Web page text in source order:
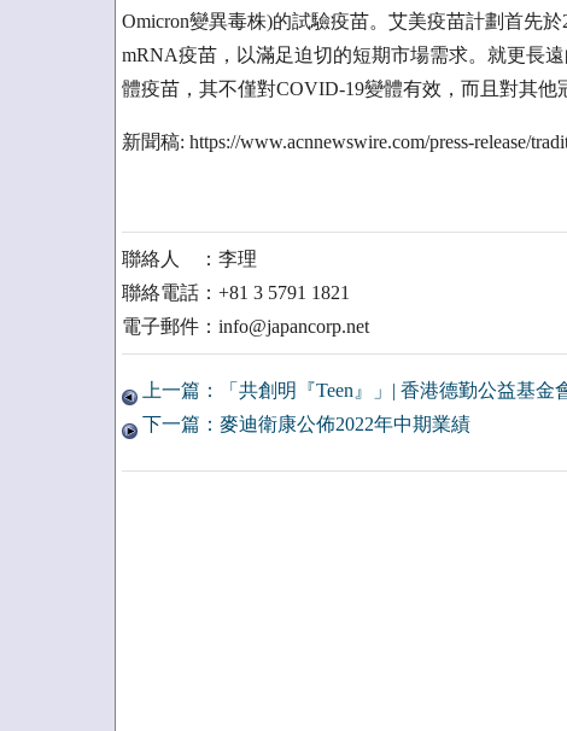
Omicron變異毒株)的試驗疫苗。艾美疫苗計劃首先
mRNA疫苗，以滿足迫切的短期市場需求。就更長
體疫苗，其不僅對COVID-19變體有效，而且對其他
新聞稿: https://www.acnnewswire.com/press-release/
聯絡人 ：李理
聯絡電話：+81 3 5791 1821
電子郵件：info@japancorp.net
上一篇：「共創明『Teen』」| 香港德勤公益基金
下一篇：麥迪衛康公佈2022年中期業績